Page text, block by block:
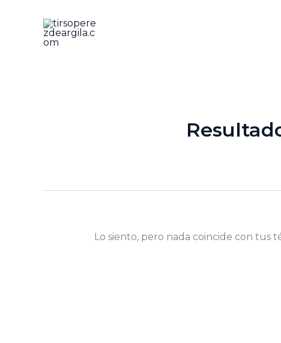
contenido
Lo siento, pero nada coincide con tus